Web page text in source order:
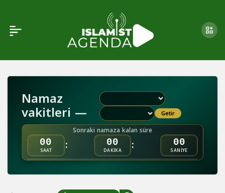
Namaz
vakitleri — Getir
Sonraki namaza kalan süre
00
SAAT : 00
DAKİKA : 00
SANİYE